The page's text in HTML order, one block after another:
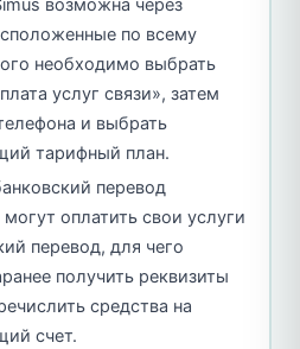
возможна через
по всему
необходимо выбрать
услуг связи», затем
и выбрать
тарифный план.
перевод
оплатить свои услуги
перевод, для чего
получить реквизиты
средства на
счет.